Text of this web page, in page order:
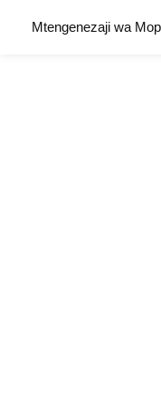
Mtengenezaji wa